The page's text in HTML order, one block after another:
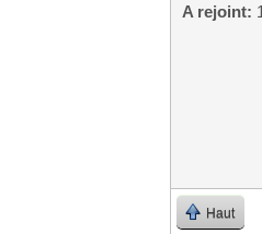
A rejoint:
Haut